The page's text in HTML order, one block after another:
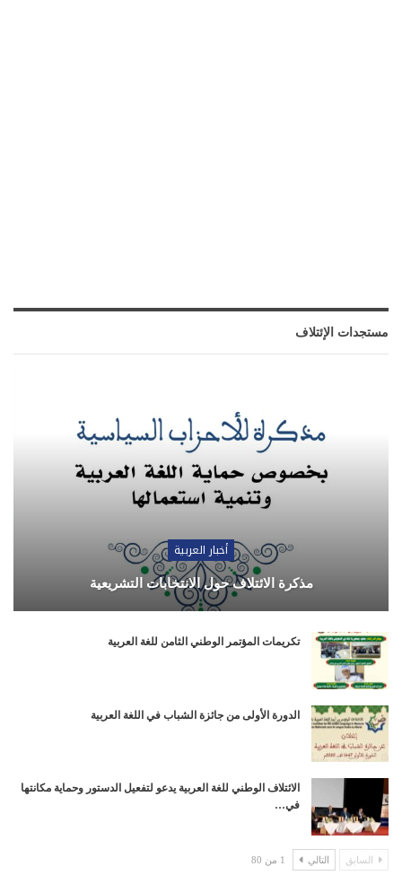
مستجدات الإئتلاف
أخبار العربية
مذكرة الائتلاف حول الانتخابات التشريعية
تكريمات المؤتمر الوطني الثامن للغة العربية
الدورة الأولى من جائزة الشباب في اللغة العربية
الائتلاف الوطني للغة العربية يدعو لتفعيل الدستور وحماية مكانتها
في…
السابق التالي 1 من 80